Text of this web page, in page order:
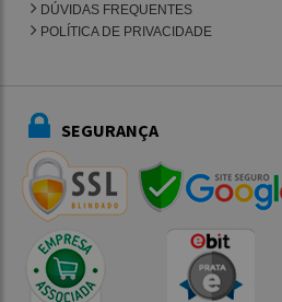
DÚVIDAS FREQUENTES
POLÍTICA DE PRIVACIDADE
SEGURANÇA